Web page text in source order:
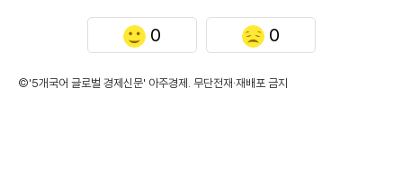
0 0
©'5개국어 글로벌 경제신문' 아주경제. 무단전재·재배포 금지